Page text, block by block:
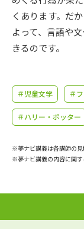
大学で学びたい
学問のミニ講義「夢
学問の教科書
お支払いについて
くあります。だ
よって、言語や
きるのです。
＃児童文学 ＃
＃ハリー・ポッター
※夢ナビ講義は各講師の見
※夢ナビ講義の内容に関す